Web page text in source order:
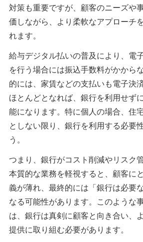
対策も重要ですが、顧客のニーズや
価しながら、より柔軟なアプローチ
れます。
給与デジタル払いの普及により、電
を行う場合には振込手数料がかから
的には、家賃などの支払いも電子決
ほとんどとなれば、銀行を利用せず
能になります。特に個人の場合、住
としない限り、銀行を利用する必要
う。
つまり、銀行がコスト削減やリスク
本質的な業務を軽視すると、顧客に
義が薄れ、最終的には「銀行は必要
なる可能性があります。このような
は、銀行は真剣に顧客と向き合い、
提供に取り組む必要があります。